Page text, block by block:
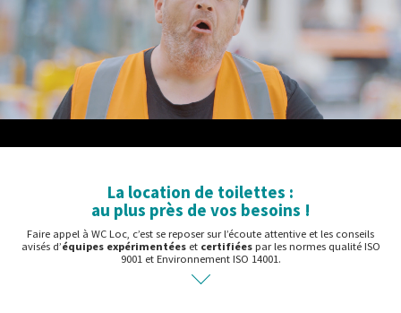
La location de toilettes :
au plus près de vos besoins !
Faire appel à WC Loc, c’est se reposer sur l’écoute attentive et les conseils
avisés d’équipes expérimentéeset certifiées par les normes qualité ISO
9001 et Environnement ISO 14001.